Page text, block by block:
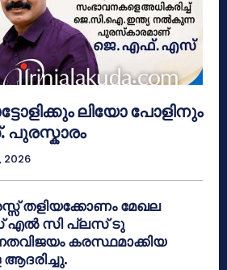
ലിയോ പോളിനും
2026
തളിയക്കോണം മേഖല
എൽ സി പ്ലസ് ടു
കരസ്ഥമാക്കിയ
ആദരിച്ചു.